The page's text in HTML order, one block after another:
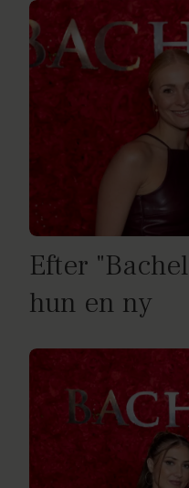
Efter
hun en ny